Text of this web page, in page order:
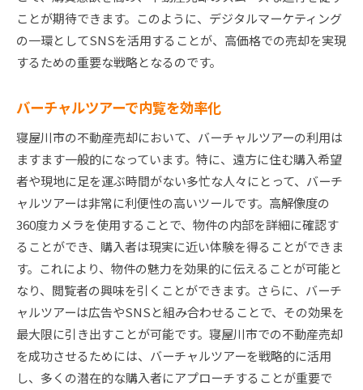
ことが期待できます。このように、デジタルマーケティング
の一環としてSNSを活用することが、高価格での売却を実現
するための重要な戦略となるのです。
バーチャルツアーで内覧を効率化
寝屋川市の不動産売却において、バーチャルツアーの利用は
ますます一般的になっています。特に、遠方に住む購入希望
者や現地に足を運ぶ時間がない多忙な人々にとって、バーチ
ャルツアーは非常に利便性の高いツールです。高解像度の
360度カメラを使用することで、物件の内部を詳細に確認す
ることができ、購入者は現実に近い体験を得ることができま
す。これにより、物件の魅力を効果的に伝えることが可能と
なり、閲覧者の興味を引くことができます。さらに、バーチ
ャルツアーは広告やSNSと組み合わせることで、その効果を
最大限に引き出すことが可能です。寝屋川市での不動産売却
を成功させるためには、バーチャルツアーを戦略的に活用
し、多くの潜在的な購入者にアプローチすることが重要で